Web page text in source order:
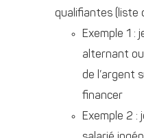
qualifiantes (liste
Exemple 1 :
alternant
de l’argent
financer
Exemple 2 :